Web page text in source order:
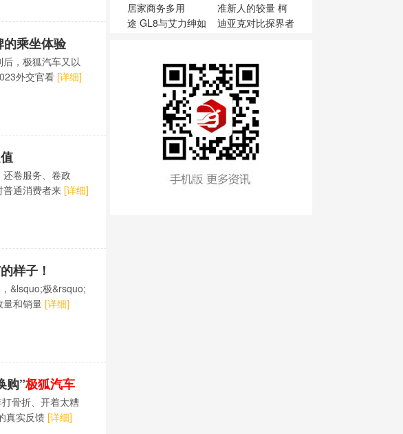
乘坐体验
，极狐汽车又以
外交官看 [详细]
卷服务、卷政
通消费者来 [详细]
样子！
&lsquo;极&rsquo;
量和销量 [详细]
购”极狐汽车
骨折、开着太糟
真实反馈 [详细]
居家商务多用
途 GL8与艾力绅如
准新人的较量 柯
迪亚克对比探界者